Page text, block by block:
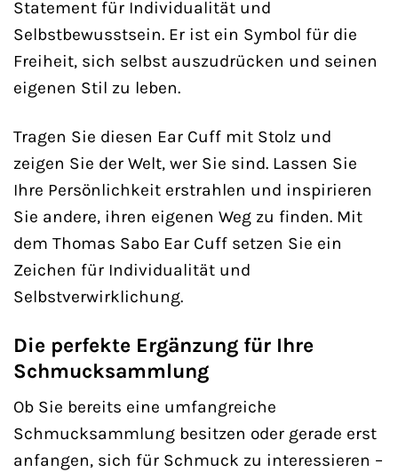
Statement für Individualität und
Selbstbewusstsein. Er ist ein Symbol für die
Freiheit, sich selbst auszudrücken und seinen
eigenen Stil zu leben.
Tragen Sie diesen Ear Cuff mit Stolz und
zeigen Sie der Welt, wer Sie sind. Lassen Sie
Ihre Persönlichkeit erstrahlen und inspirieren
Sie andere, ihren eigenen Weg zu finden. Mit
dem Thomas Sabo Ear Cuff setzen Sie ein
Zeichen für Individualität und
Selbstverwirklichung.
Die perfekte Ergänzung für Ihre
Schmucksammlung
Ob Sie bereits eine umfangreiche
Schmucksammlung besitzen oder gerade erst
anfangen, sich für Schmuck zu interessieren –